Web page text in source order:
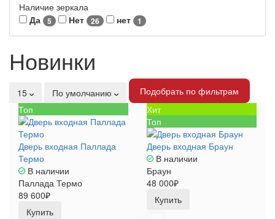
Наличие зеркала
Да
5 Нет 26 нет 1
Новинки
15 По умолчанию
Подобрать по фильтрам
Топ
Дверь входная Паллада
Термо
В наличии
Паллада Термо
89 600₽
Купить
Хит
Топ
Дверь входная Браун
В наличии
Браун
48 000₽
Купить